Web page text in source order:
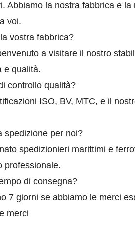
Abbiamo la nostra fabbrica e
voi.
vostra fabbrica?
a visitare il nostro
e qualità.
controllo qualità?
ISO, BV, MTC, e il
spedizione per noi?
spedizionieri marittimi e
professionale.
di consegna?
7 giorni se abbiamo le merci
merci